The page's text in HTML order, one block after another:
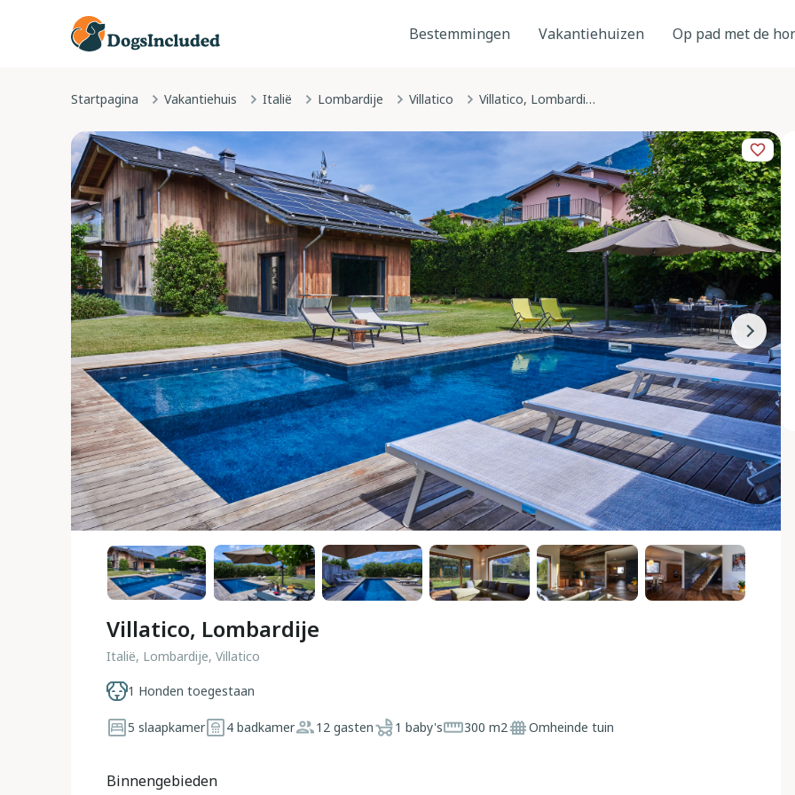
Bestemmingen Vakantiehuizen Op pad met de
Startpagina Vakantiehuis Italië Lombardije Villatico Villatico, Lombardije
Villatico, Lombardije
Italië, Lombardije, Villatico
1 Honden toegestaan
5 slaapkamer 4 badkamer 12 gasten 1 baby's 300 m2 Omheinde tuin
Binnengebieden